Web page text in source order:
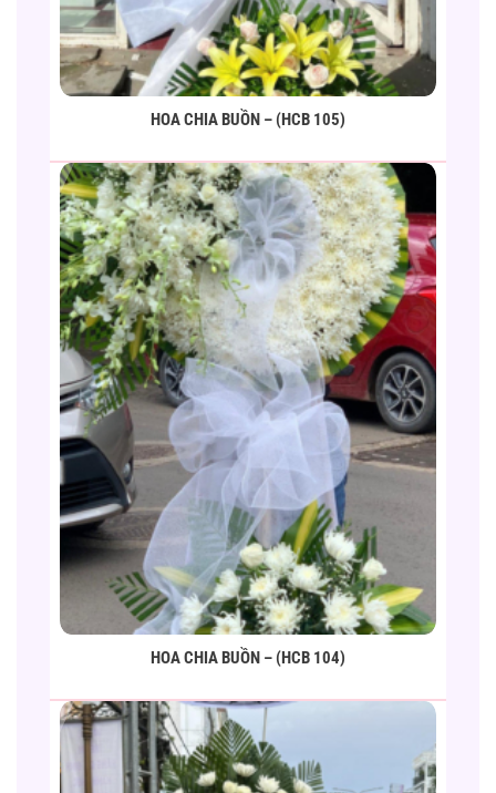
HOA CHIA BUỒN – (HCB 105)
HOA CHIA BUỒN – (HCB 104)